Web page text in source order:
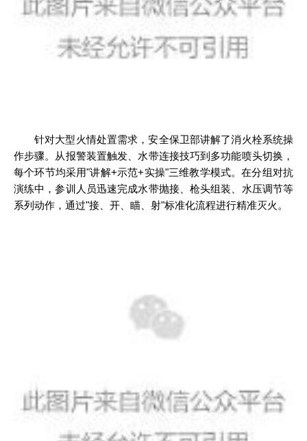
针对大型火情处置需求，安全保卫部讲解了消火栓系统操
作步骤。从报警装置触发、水带连接技巧到多功能喷头切换，
每个环节均采用"讲解+示范+实操"三维教学模式。在分组对抗
演练中，参训人员迅速完成水带抛接、枪头组装、水压调节等
系列动作，通过"接、开、瞄、射"标准化流程进行精准灭火。